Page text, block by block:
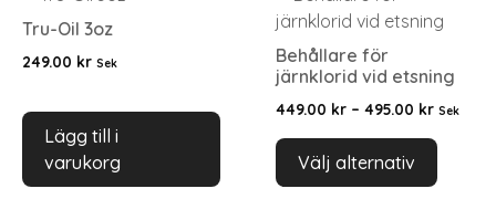
Tru-Oil 3oz
249.00 kr Sek
Lägg till i
varukorg
Behållare för
järnklorid vid etsning
449.00 kr – 495.00 kr Sek
Välj alternativ